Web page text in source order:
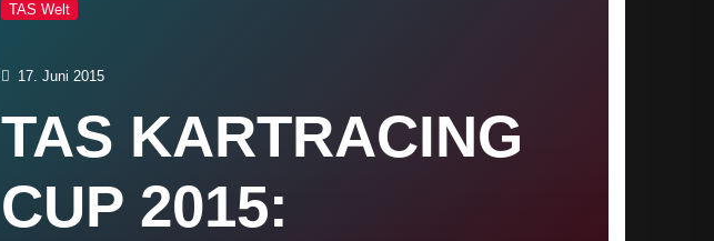
TAS Welt
17. Juni 2015
TAS KARTRACING
CUP 2015: